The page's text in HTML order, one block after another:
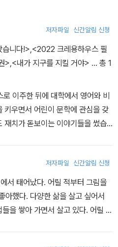
저자파일 신간알림 신청
습니다!>,<2022 크레용하우스 필
>,<내가 지구를 지킬 거야> … 총 1
이주한 뒤에 대학에서 영어와 비
키우면서 어린이 문학에 관심을 갖
재치가 돋보이는 이야기들을 썼습
커, 학교 가기 싫을 때 쓰는 카드』
내 생애 최고의 캠핑』 『심심해 대마
등 많은 어린이책에 글을 썼습니다.
저자파일 신간알림 신청
서 태어났다. 어릴 적부터 그림을
아했다. 다양한 삶을 살고 싶어서
을 쌓아 가면서 살고 있다. 어릴 때